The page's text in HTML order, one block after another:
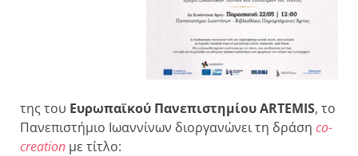
της του Ευρωπαϊκού ΠανεπιστημίουARTEMIS, το
Πανεπιστήμιο Ιωαννίνων διοργανώνει τη δράση co-
creation με τίτλο: